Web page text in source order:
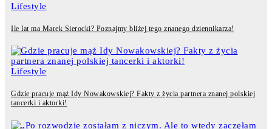
Lifestyle
Ile lat ma Marek Sierocki? Poznajmy bliżej tego znanego dziennikarza!
Lifestyle
Gdzie pracuje mąż Idy Nowakowskiej? Fakty z życia partnera znanej polskiej
tancerki i aktorki!